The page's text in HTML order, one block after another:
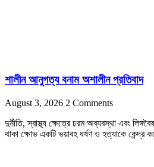
শালীন আনুগত্য বনাম অশালীন প্রতিবাদ
August 3, 2026 2 Comments
দুর্নীতি, স্বাস্থ্য ক্ষেত্রে চরম অব্যবস্থা এবং
থাকা ক্ষোভ একটি ভয়াবহ ধর্ষণ ও হত্যাকে